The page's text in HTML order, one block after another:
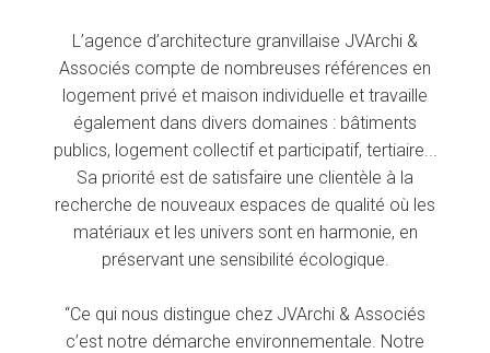
L’agence d’architecture granvillaise JVArchi &
Associés compte de nombreuses références en
logement privé et maison individuelle et travaille
également dans divers domaines : bâtiments
publics, logement collectif et participatif, tertiaire...
Sa priorité est de satisfaire une clientèle à la
recherche de nouveaux espaces de qualité où les
matériaux et les univers sont en harmonie, en
préservant une sensibilité écologique.
“Ce qui nous distingue chez JVArchi & Associés
c’est notre démarche environnementale. Notre